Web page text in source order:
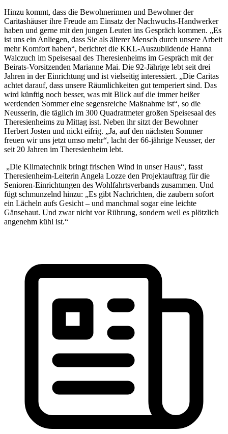
Hinzu kommt, dass die Bewohnerinnen und Bewohner der
Caritashäuser ihre Freude am Einsatz der Nachwuchs-Handwerker
haben und gerne mit den jungen Leuten ins Gespräch kommen. „Es
ist uns ein Anliegen, dass Sie als älterer Mensch durch unsere Arbeit
mehr Komfort haben“, berichtet die KKL-Auszubildende Hanna
Walczuch im Speisesaal des Theresienheims im Gespräch mit der
Beirats-Vorsitzenden Marianne Mai. Die 92-Jährige lebt seit drei
Jahren in der Einrichtung und ist vielseitig interessiert. „Die Caritas
achtet darauf, dass unsere Räumlichkeiten gut temperiert sind. Das
wird künftig noch besser, was mit Blick auf die immer heißer
werdenden Sommer eine segensreiche Maßnahme ist“, so die
Neusserin, die täglich im 300 Quadratmeter großen Speisesaal des
Theresienheims zu Mittag isst. Neben ihr sitzt der Bewohner
Herbert Josten und nickt eifrig. „Ja, auf den nächsten Sommer
freuen wir uns jetzt umso mehr“, lacht der 66-jährige Neusser, der
seit 20 Jahren im Theresienheim lebt.
„Die Klimatechnik bringt frischen Wind in unser Haus“, fasst
Theresienheim-Leiterin Angela Lozze den Projektauftrag für die
Senioren-Einrichtungen des Wohlfahrtsverbands zusammen. Und
fügt schmunzelnd hinzu: „Es gibt Nachrichten, die zaubern sofort
ein Lächeln aufs Gesicht – und manchmal sogar eine leichte
Gänsehaut. Und zwar nicht vor Rührung, sondern weil es plötzlich
angenehm kühl ist.“